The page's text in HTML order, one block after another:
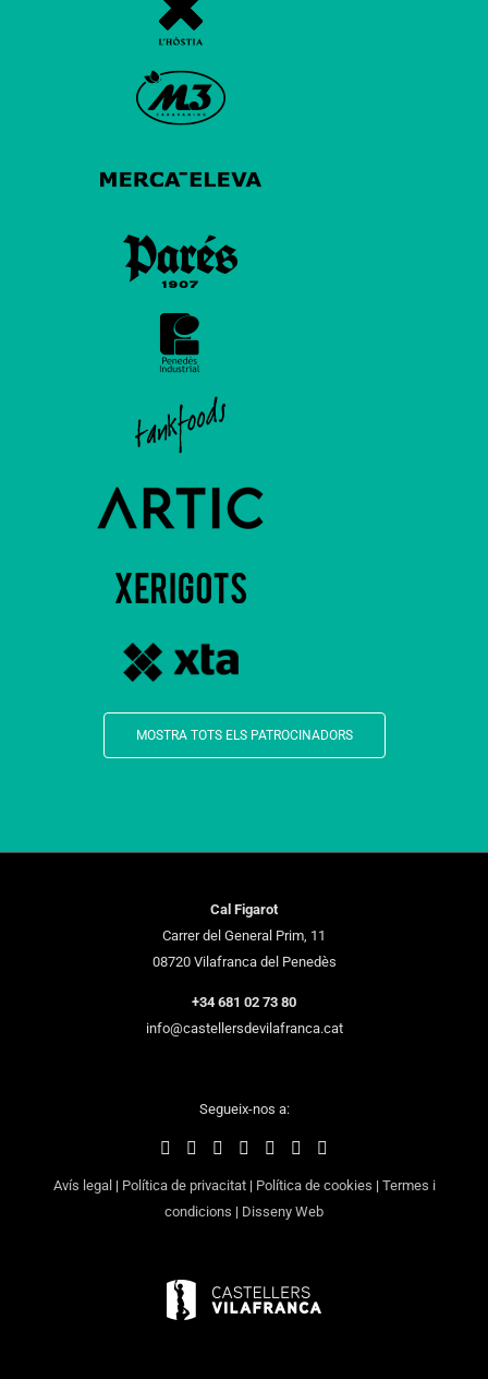
MOSTRA TOTS ELS PATROCINADORS
Cal Figarot
Carrer del General Prim, 11
08720 Vilafranca del Penedès
+34 681 02 73 80
info@castellersdevilafranca.cat
Segueix-nos a:
Avís legal| Política de privacitat| Política de cookies | Termes i
condicions | Disseny Web